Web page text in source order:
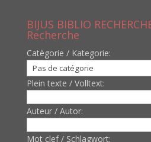
BIJUS BIBLIO
Recherche
Catègorie / Kategorie:
Plein texte / Volltext:
Auteur / Autor:
Mot clef / Schlagwort: